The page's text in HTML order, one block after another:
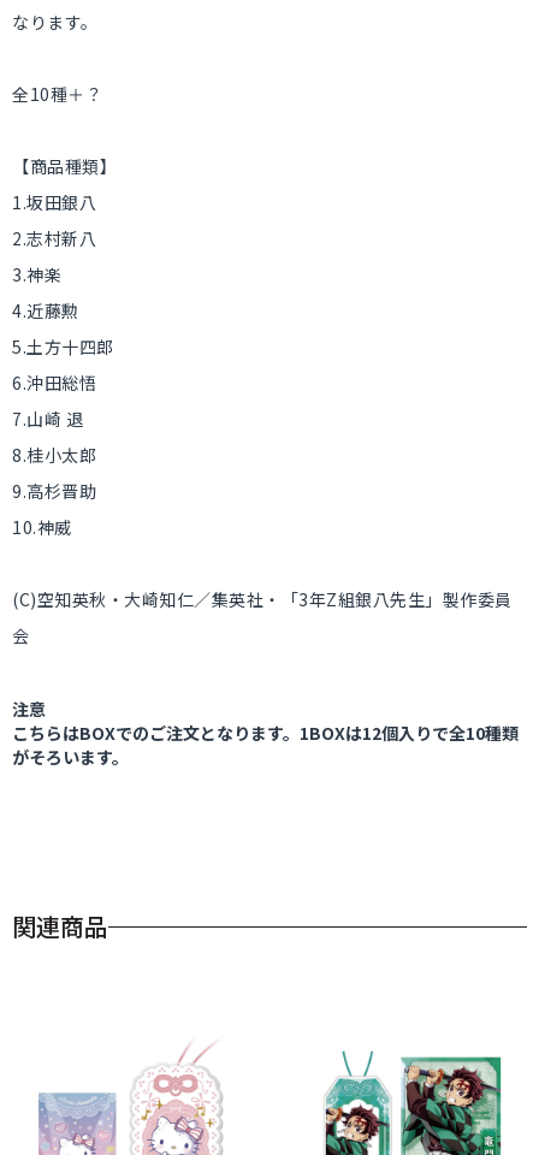
なります。
全10種＋？
【商品種類】
1.坂田銀八
2.志村新八
3.神楽
4.近藤勲
5.土方十四郎
6.沖田総悟
7.山崎 退
8.桂小太郎
9.高杉晋助
10.神威
(C)空知英秋・大崎知仁／集英社・「3年Z組銀八先生」製作委員
会
注意
こちらはBOXでのご注文となります。1BOXは12個入りで全10種類
がそろいます。
関連商品